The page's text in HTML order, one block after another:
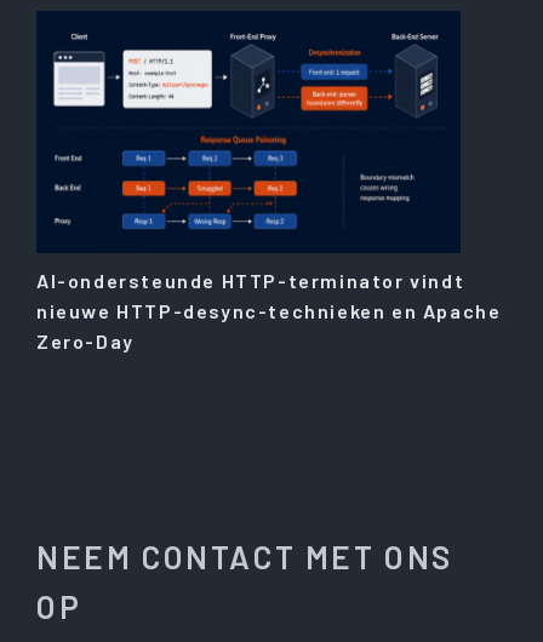
AI-ondersteunde HTTP-terminator vindt
nieuwe HTTP-desync-technieken en Apache
Zero-Day
NEEM CONTACT MET ONS
OP